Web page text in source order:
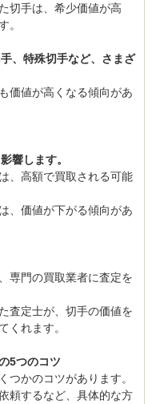
切手は、希少価値が高
。
、特殊切手など、さまざ
価値が高くなる傾向があ
響します。
、高額で買取される可能
、価値が下がる傾向があ
専門の買取業者に査定を
査定士が、切手の価値を
くれます。
5つのコツ
つかのコツがあります。
頼するなど、具体的な方